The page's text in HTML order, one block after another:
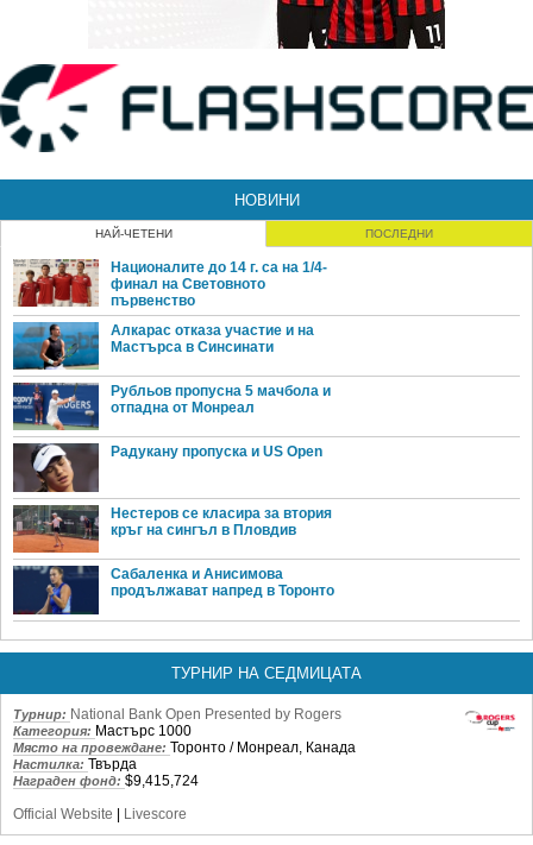
НОВИНИ
НАЙ-ЧЕТЕНИ ПОСЛЕДНИ
Националите до 14 г. са на 1/4-
финал на Световното
първенство
Алкарас отказа участие и на
Мастърса в Синсинати
Рубльов пропусна 5 мачбола и
отпадна от Монреал
Радукану пропуска и US Open
Нестеров се класира за втория
кръг на сингъл в Пловдив
Сабаленка и Анисимова
продължават напред в Торонто
ТУРНИР НА СЕДМИЦАТА
Турнир: National Bank Open Presented by Rogers
Категория: Мастърс 1000
Място на провеждане: Торонто / Монреал, Канада
Настилка: Твърда
Награден фонд: $9,415,724
Official Website | Livescore